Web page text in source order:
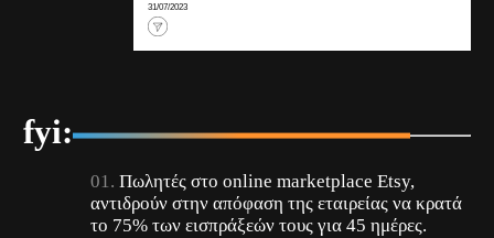
31/07/2023
fyi:
Πωλητές στο οnline marketplace Etsy,
αντιδρούν στην απόφαση της εταιρείας να κρατά
το 75% των εισπράξεών τους για 45 ημέρες.